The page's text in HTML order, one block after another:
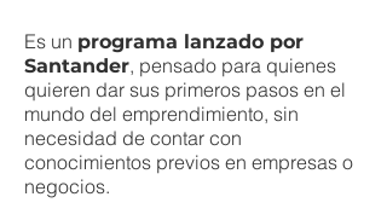
Es un programa lanzado por
Santander, pensado para quienes
quieren dar sus primeros pasos en el
mundo del emprendimiento, sin
necesidad de contar con
conocimientos previos en empresas o
negocios.